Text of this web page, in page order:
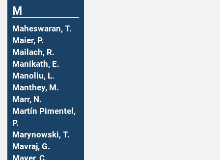
M
Maheswaran, T.
Maier, P.
Mailach, R.
Manikath, E.
Manoliu, L.
Manthey, M.
Marr, N.
Martín Pimentel,
P.
Marynowski, T.
Mavraj, G.
Mayer, C.